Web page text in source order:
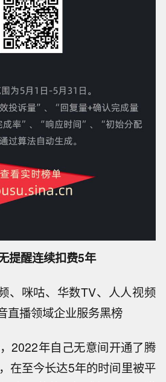
提醒连续扣费5年
、咪咕、华数TV、人人视频
直播领域企业服务黑榜
2022年自己无意间开通了腾
在至今长达5年的时间里被平